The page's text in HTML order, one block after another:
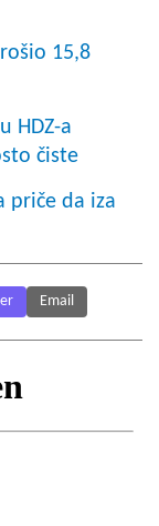
15,8
HDZ-a
čiste
priče da iza
Email